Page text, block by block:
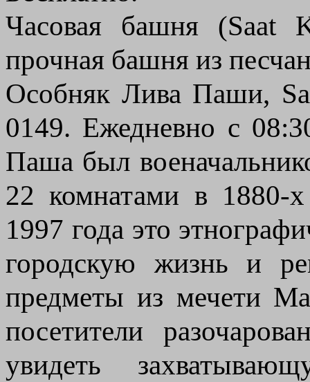
Часовая башня
прочная башня из
Особняк Лива Паши,
0149. Ежедневно с
Паша был
22 комнатами в 1880-
1997 года это
городскую жизнь и
предметы из мечети
посетители
увидеть